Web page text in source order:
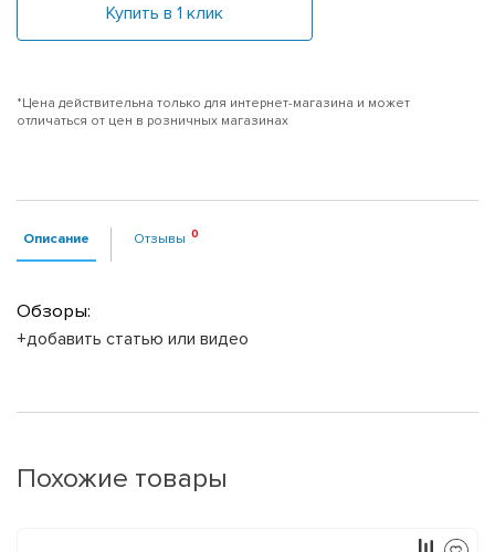
Купить в 1 клик
*Цена действительна только для интернет-магазина и может
отличаться от цен в розничных магазинах
Описание Отзывы
Обзоры:
+добавить статью или видео
Похожие товары